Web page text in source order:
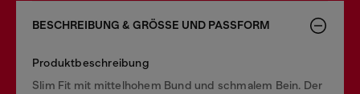
BESCHREIBUNG & GRÖSSE UND PASSFORM
Produktbeschreibung
Slim Fit mit mittelhohem Bund und schmalem Bein. Der